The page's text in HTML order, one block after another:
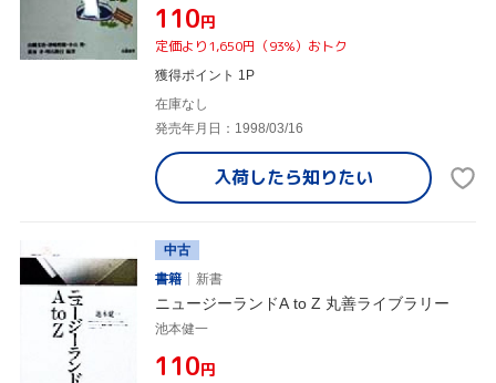
¥110円
定価より1,650円（93%）おトク
獲得ポイント 1P
在庫なし
発売年月日：1998/03/16
入荷したら知りたい
中古
書籍
新書
ニュージーランドA to Z 丸善ライブラリー
池本健一
¥110円